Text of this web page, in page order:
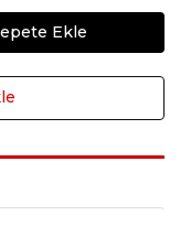
Ekle